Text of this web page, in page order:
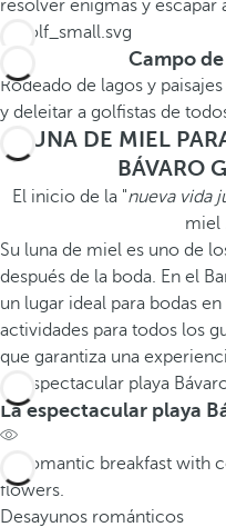
resolver enigmas y escapar
Campo
Rodeado de lagos y
y deleitar a golfistas de
LUNA DE MIEL
BÁVARO
El inicio de la "nueva vida
miel
Su luna de miel es uno de
después de la boda. En el
un lugar ideal para bodas
actividades para todos los
que garantiza una
La espectacular playa
La espectacular playa
Desayunos románticos